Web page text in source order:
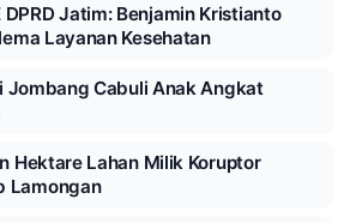
DPRD Jatim: Benjamin Kristianto
Layanan Kesehatan
Jombang Cabuli Anak Angkat
Hektare Lahan Milik Koruptor
Lamongan